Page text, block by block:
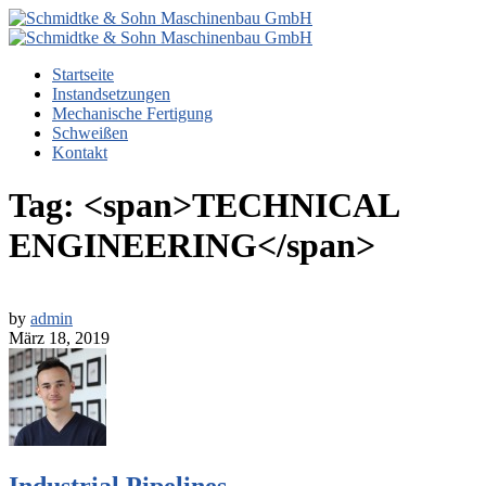
Startseite
Instandsetzungen
Mechanische Fertigung
Schweißen
Kontakt
Tag: <span>TECHNICAL
ENGINEERING</span>
by admin
März 18, 2019